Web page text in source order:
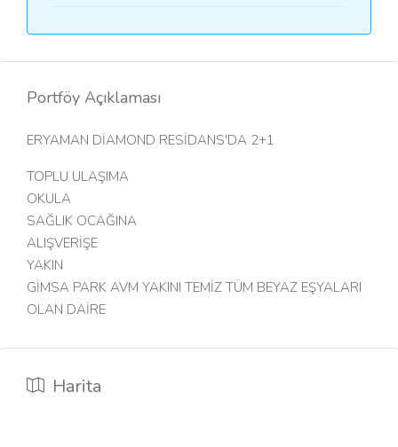
Portföy Açıklaması
ERYAMAN DİAMOND RESİDANS'DA 2+1
TOPLU ULAŞIMA
OKULA
SAĞLIK OCAĞINA
ALIŞVERİŞE
YAKIN
GİMSA PARK AVM YAKINI TEMİZ TÜM BEYAZ EŞYALARI
OLAN DAİRE
Harita